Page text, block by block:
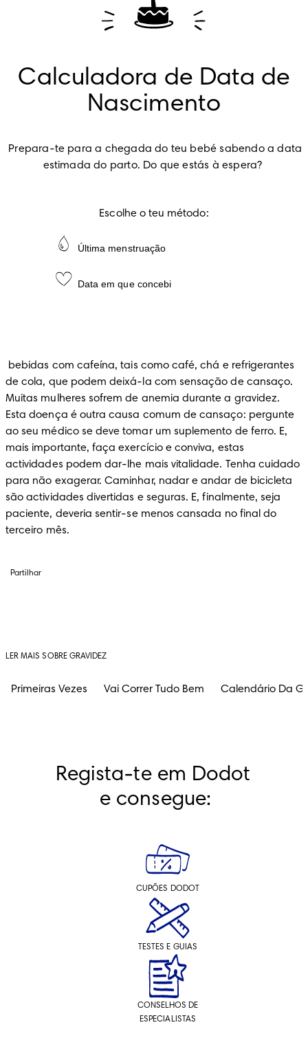
Calculadora de Data de
Nascimento
Prepara-te para a chegada do teu bebé sabendo a data
estimada do parto. Do que estás à espera?
Escolhe o teu método:
Última menstruação
Data em que concebi
de cola, que podem deixá-la com sensação de cansaço.
Muitas mulheres sofrem de anemia durante a gravidez.
Esta doença é outra causa comum de cansaço: pergunte
ao seu médico se deve tomar um suplemento de ferro. E,
mais importante, faça exercício e conviva, estas
actividades podem dar-lhe mais vitalidade. Tenha cuidado
para não exagerar. Caminhar, nadar e andar de bicicleta
são actividades divertidas e seguras. E, finalmente, seja
paciente, deveria sentir-se menos cansada no final do
terceiro mês.
Partilhar
LER MAIS SOBRE GRAVIDEZ
Primeiras Vezes Vai Correr Tudo Bem Calendário Da
Regista-te em Dodot
e consegue:
CUPÕES DODOT
TESTES E GUIAS
CONSELHOS DE
ESPECIALISTAS